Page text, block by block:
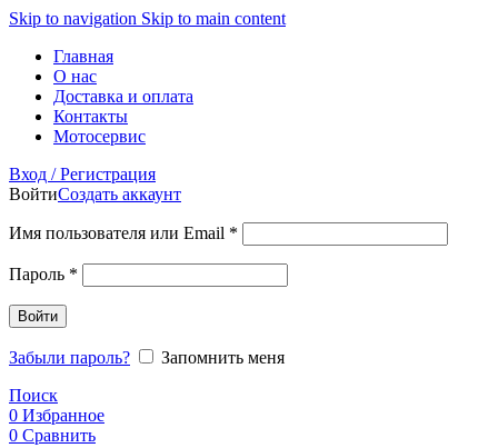
Skip to navigation Skip to main content
Главная
О нас
Доставка и оплата
Контакты
Мотосервис
Вход / Регистрация
ВойтиСоздать аккаунт
Имя пользователя или Email *
Пароль *
Войти
Забыли пароль?
Запомнить меня
Поиск
0 Избранное
0 Сравнить